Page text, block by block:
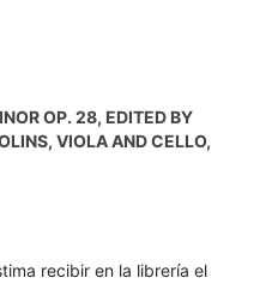
OP. 28, EDITED BY
VIOLA AND CELLO,
recibir en la librería el